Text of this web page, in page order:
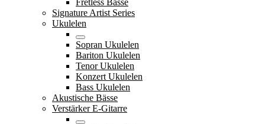
Fretless Bässe
Signature Artist Series
Ukulelen
Sopran Ukulelen
Bariton Ukulelen
Tenor Ukulelen
Konzert Ukulelen
Bass Ukulelen
Akustische Bässe
Verstärker E-Gitarre